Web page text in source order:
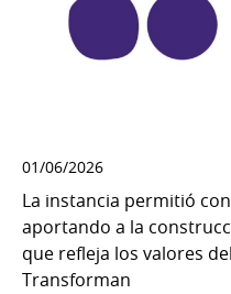
01/06/2026
La instancia permitió
aportando a la
que refleja los valores
Transforman